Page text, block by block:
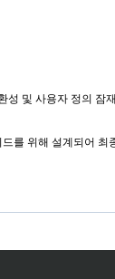
및 사용자 정의 잠
를 위해 설계되어